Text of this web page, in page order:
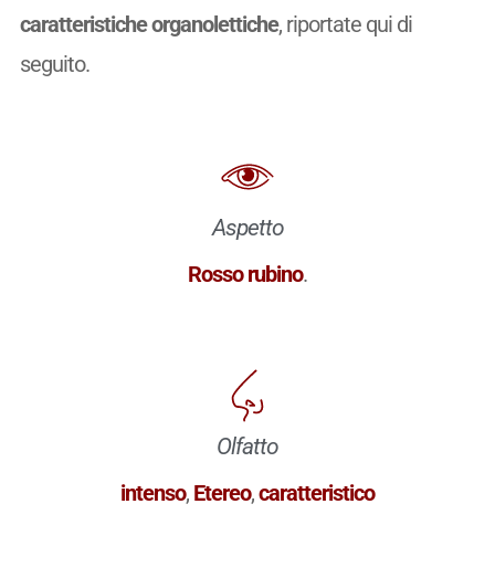
caratteristiche organolettiche, riportate qui di
seguito.
Aspetto
Rosso rubino.
Olfatto
intenso, Etereo,caratteristico